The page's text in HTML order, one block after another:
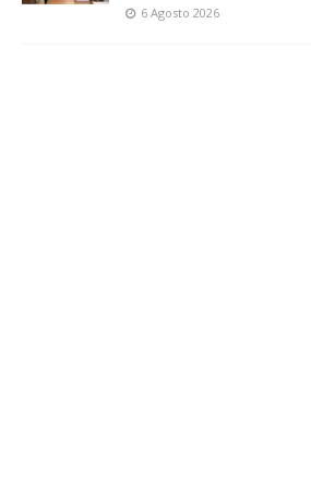
6 Agosto 2026